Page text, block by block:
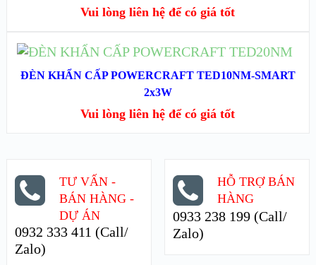
XEM NHANH
XEM CHI TIẾT
Vui lòng liên hệ để có giá tốt
XEM NHANH
ĐỌC TIẾP
ĐÈN KHẨN CẤP POWERCRAFT TED10NM-SMART
2x3W
Vui lòng liên hệ để có giá tốt
TƯ VẤN -
BÁN HÀNG -
DỰ ÁN
0932 333 411 (Call/
Zalo)
HỖ TRỢ BÁN
HÀNG
0933 238 199 (Call/
Zalo)